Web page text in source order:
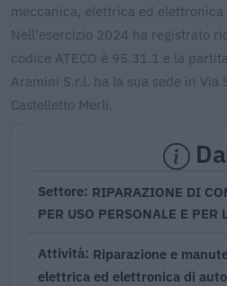
meccanica, elettrica ed
Nell'esercizio 2024 ha registrato
codice ATECO è 95.31.1 e la
Aramini S.r.l. ha la sua sede in Via
Castelletto Merli.
Settore RIPARAZIONE DI
PER USO PERSONALE E PER
Attività Riparazione e
elettrica ed elettronica di